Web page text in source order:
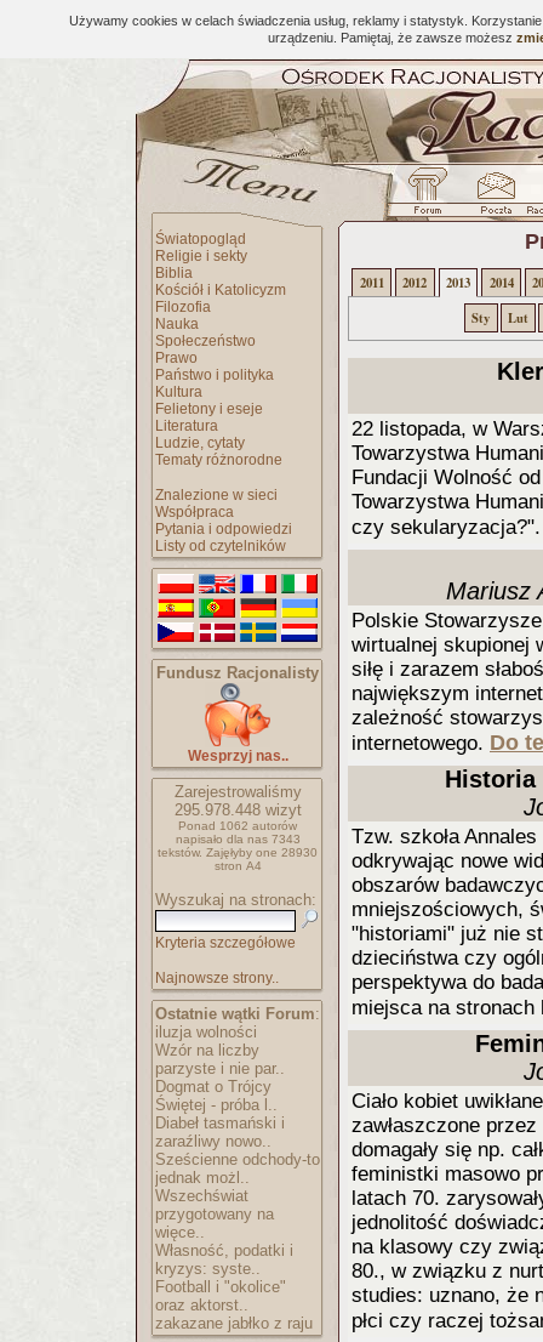
Używamy cookies w celach świadczenia usług, reklamy i statystyk.
urządzeniu. Pamiętaj, że zawsze możesz
Światopogląd
Religie i sekty
Biblia
Kościół i Katolicyzm
Filozofia
Nauka
Społeczeństwo
Prawo
Państwo i polityka
Kultura
Felietony i eseje
Literatura
Ludzie, cytaty
Tematy różnorodne
Znalezione w sieci
Współpraca
Pytania i odpowiedzi
Listy od czytelników
Fundusz Racjonalisty
Wesprzyj nas..
Zarejestrowaliśmy
295.978.448wizyt
Ponad 1062 autorów
napisało dla nas 7343
tekstów. Zajęłyby one 28930
stron A4
Wyszukaj na stronach:
Kryteria szczegółowe
Najnowsze strony..
Ostatnie wątki Forum:
iluzja wolności
Wzór na liczby
parzyste i nie par..
Dogmat o Trójcy
Świętej - próba l..
Diabeł tasmański i
zaraźliwy nowo..
Sześcienne odchody-to
jednak możl..
Wszechświat
przygotowany na
więce..
Własność, podatki i
kryzys: syste..
Football i "okolice"
oraz aktorst..
zakazane jabłko z raju
2011 2012 2013 2014
Sty
Lut
22 listopada, w
Towarzystwa
Fundacji Wolność
Towarzystwa
czy
Mariusz
Polskie
wirtualnej skupionej
siłę i zarazem
największym
zależność
internetowego. Do
Tzw. szkoła
odkrywając nowe
obszarów
mniejszościowych,
"historiami" już nie
dzieciństwa czy
perspektywa do
miejsca na
Ciało kobiet
zawłaszczone
domagały się np.
feministki masowo
latach 70.
jednolitość
na klasowy czy
80., w związku z
studies: uznano, że
płci czy raczej